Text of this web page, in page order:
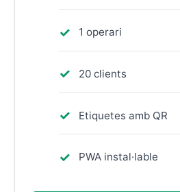
1 operari
20 clients
Etiquetes amb QR
PWA instal·lable